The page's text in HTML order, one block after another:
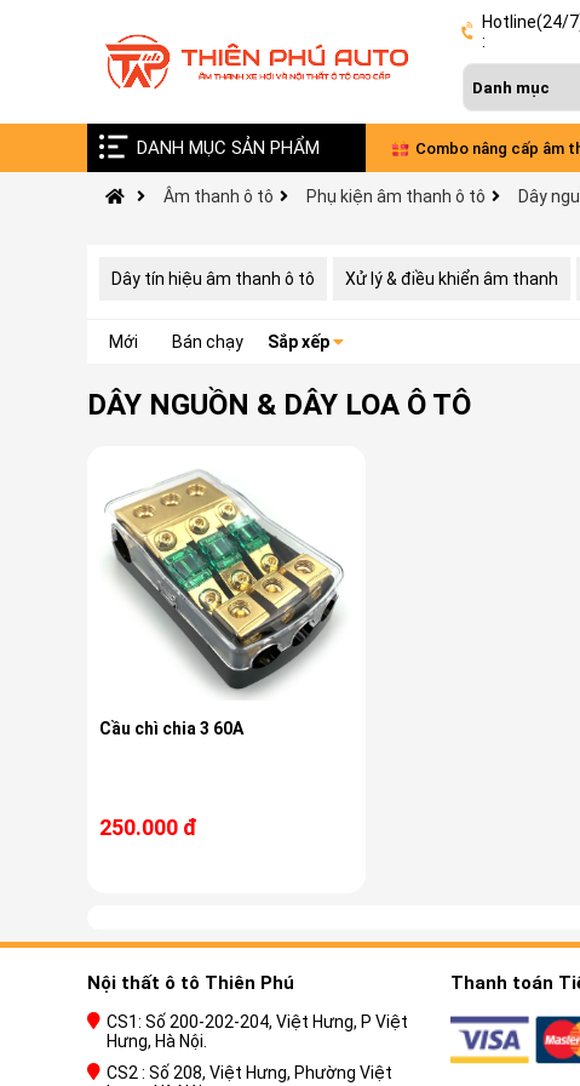
Hotline(24/
:
DANH MỤC SẢN PHẨM
Vinfast VF9 nâng cấp âm thanh Đức - Pháp Combo nâng cấp âm
xe VinFast Limo Green
Âm thanh ô tô Phụ kiện âm thanh ô tô Dây
Dây tín hiệu âm thanh ô tô Xử lý & điều khiển âm thanh
Mới Bán chạy Sắp xếp
DÂY NGUỒN & DÂY LOA Ô TÔ
Cầu chì chia 3 60A
250.000 đ
Nội thất ô tô Thiên Phú
CS1: Số 200-202-204, Việt Hưng, P Việt
Hưng, Hà Nội.
CS2 : Số 208, Việt Hưng, Phường Việt
Thanh toán